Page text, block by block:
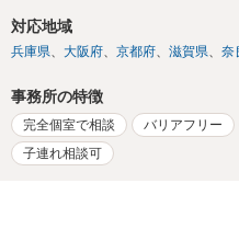
対応地域
兵庫県 大阪府 京都府 滋賀県 奈
事務所の特徴
完全個室で相談 バリアフリー
子連れ相談可